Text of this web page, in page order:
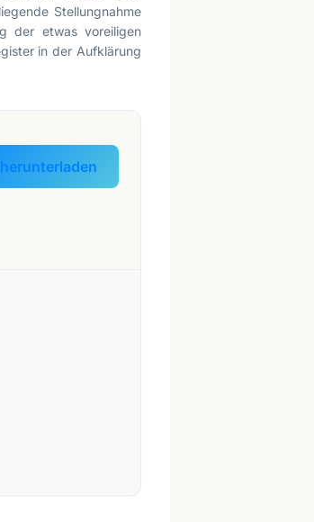
Stellungnahme
der etwas voreiligen
in der Aufklärung
herunterladen